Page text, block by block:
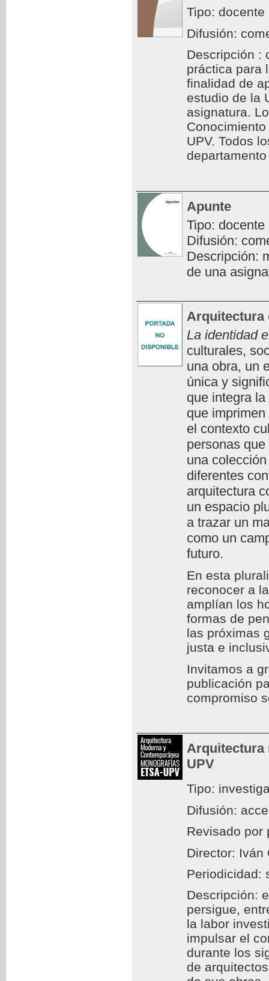
Tipo: docente
Difusión:
Descripción :
práctica para
finalidad de
estudio de la
asignatura.
UPV. Todos
Apunte
Tipo: docente
Difusión:
Descripción:
de una
Arquitectura
La identidad
culturales,
una obra, un
única y
que integra
que
el contexto
personas
una
diferentes
arquitectura
un espacio
a trazar un
como un
futuro.
En esta
reconocer a
amplían los
formas de
las próximas
justa e
Invitamos a
publicación
compromiso
Arquitectura
UPV
Tipo:
Difusión:
Revisado por
Director: Iván
Periodicidad:
Descripción:
persigue,
la labor
impulsar el
durante los
de